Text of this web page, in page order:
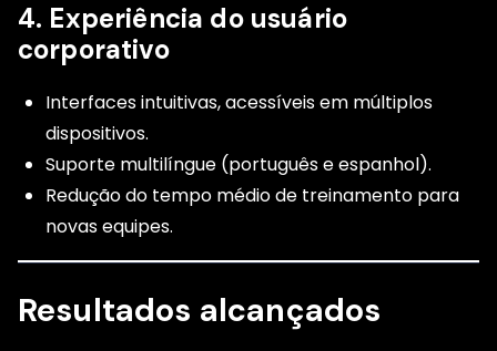
4. Experiência do usuário
corporativo
Interfaces intuitivas, acessíveis em múltiplos
dispositivos.
Suporte multilíngue (português e espanhol).
Redução do tempo médio de treinamento para
novas equipes.
Resultados alcançados